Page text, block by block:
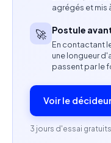
dans les outils CRM
Contribution aux
communication
Création de
calendrier éditorial
Optimisation du
(SEO)
agrégés et mis
🚀 Postule
En contactant
une longueur
passent par le
Voir le
3 jours d'essai